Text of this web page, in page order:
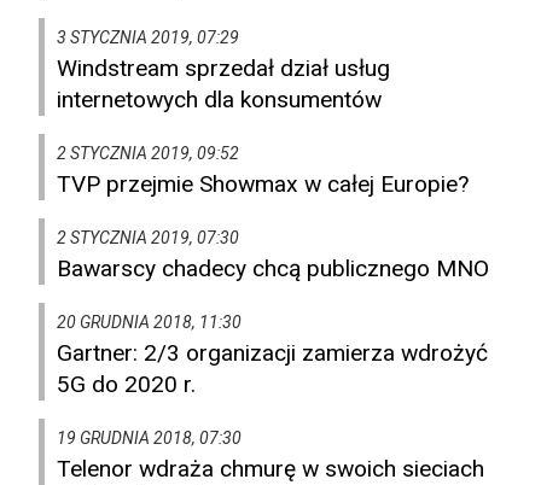
3 STYCZNIA 2019, 07:29
Windstream sprzedał dział usług
internetowych dla konsumentów
2 STYCZNIA 2019, 09:52
TVP przejmie Showmax w całej Europie?
2 STYCZNIA 2019, 07:30
Bawarscy chadecy chcą publicznego MNO
20 GRUDNIA 2018, 11:30
Gartner: 2/3 organizacji zamierza wdrożyć
5G do 2020 r.
19 GRUDNIA 2018, 07:30
Telenor wdraża chmurę w swoich sieciach